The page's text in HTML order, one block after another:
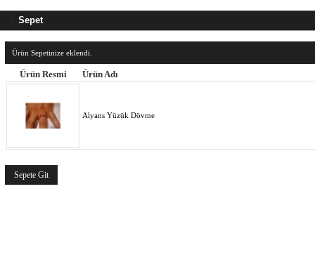
Sepet
Ürün Sepetinize eklendi.
Ürün Resmi Ürün Adı
Alyans Yüzük Dövme
Sepete Git